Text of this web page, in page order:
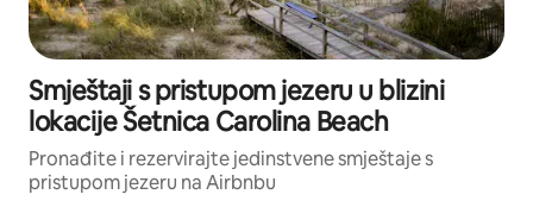
Smještaji s pristupom jezeru u blizini
lokacije Šetnica Carolina Beach
Pronađite i rezervirajte jedinstvene smještaje s
pristupom jezeru na Airbnbu